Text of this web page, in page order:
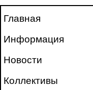
Главная
Информация
Новости
Коллективы